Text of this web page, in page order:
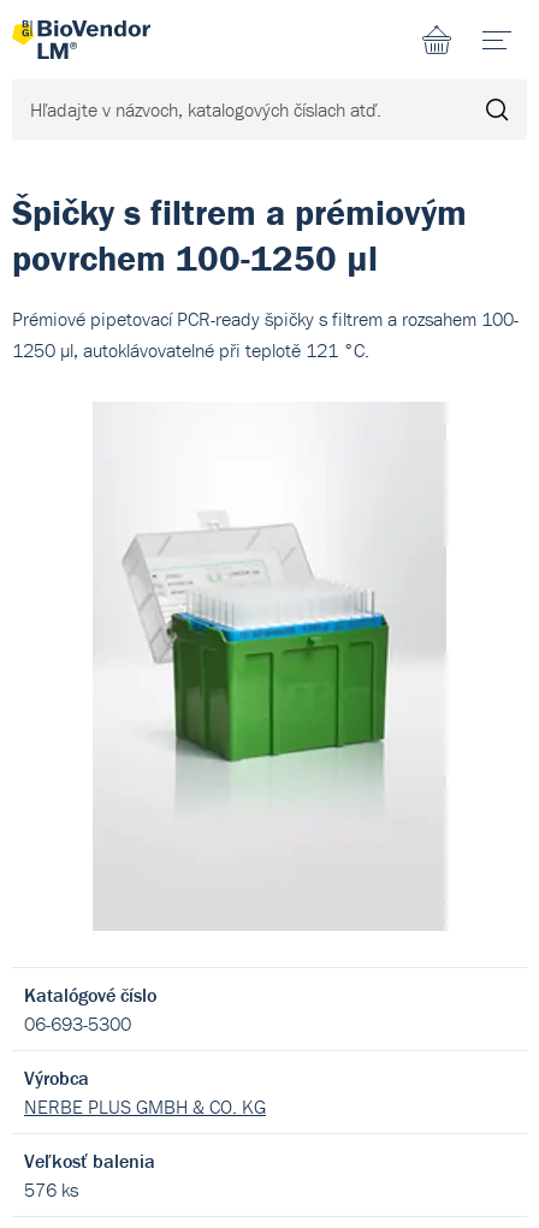
Špičky s filtrem a prémiovým
povrchem 100-1250 µl
Prémiové pipetovací PCR-ready špičky s filtrem a rozsahem 100-
1250 µl, autoklávovatelné při teplotě 121 °C.
Katalógové číslo
06-693-5300
Výrobca
NERBE PLUS GMBH & CO. KG
Veľkosť balenia
576 ks